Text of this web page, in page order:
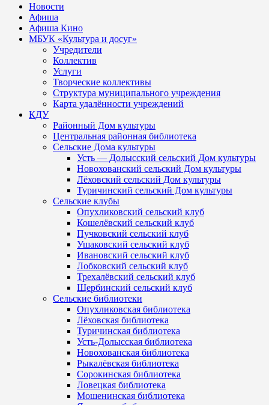
Новости
Афиша
Афиша Кино
МБУК «Культура и досуг»
Учредители
Коллектив
Услуги
Творческие коллективы
Структура муниципального учреждения
Карта удалённости учреждений
КДУ
Районный Дом культуры
Центральная районная библиотека
Сельские Дома культуры
Усть — Долысский сельский Дом культуры
Новохованский сельский Дом культуры
Лёховский сельский Дом культуры
Туричинский сельский Дом культуры
Сельские клубы
Опухликовский сельский клуб
Кошелёвский сельский клуб
Пучковский сельский клуб
Ушаковский сельский клуб
Ивановский сельский клуб
Лобковский сельский клуб
Трехалёвский сельский клуб
Щербинский сельский клуб
Сельские библиотеки
Опухликовская библиотека
Лёховская библиотека
Туричинская библиотека
Усть-Долысская библиотека
Новохованская библиотека
Рыкалёвская библиотека
Сорокинская библиотека
Ловецкая библиотека
Мошенинская библиотека